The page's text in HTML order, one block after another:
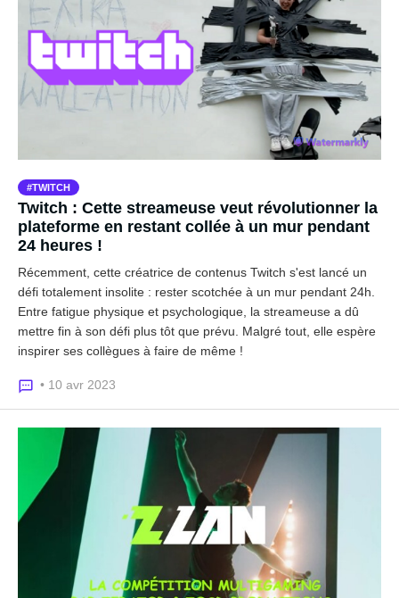
TWITCH
Twitch : Cette streameuse veut révolutionner la
plateforme en restant collée à un mur pendant
24 heures !
Récemment, cette créatrice de contenus Twitch s'est lancé un
défi totalement insolite : rester scotchée à un mur pendant 24h.
Entre fatigue physique et psychologique, la streameuse a dû
mettre fin à son défi plus tôt que prévu. Malgré tout, elle espère
inspirer ses collègues à faire de même !
• 10 avr 2023